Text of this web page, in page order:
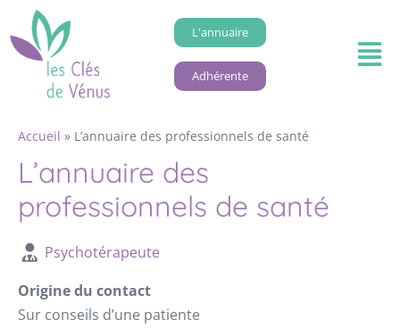
L'annuaire
Adhérente
Accueil » L’annuaire des professionnels de santé
L’annuaire des
professionnels de santé
Psychotérapeute
Origine du contact
Sur conseils d’une patiente